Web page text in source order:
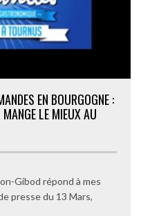
EN BOURGOGNE :
LE MIEUX AU
Gibod répond à mes
presse du 13 Mars,